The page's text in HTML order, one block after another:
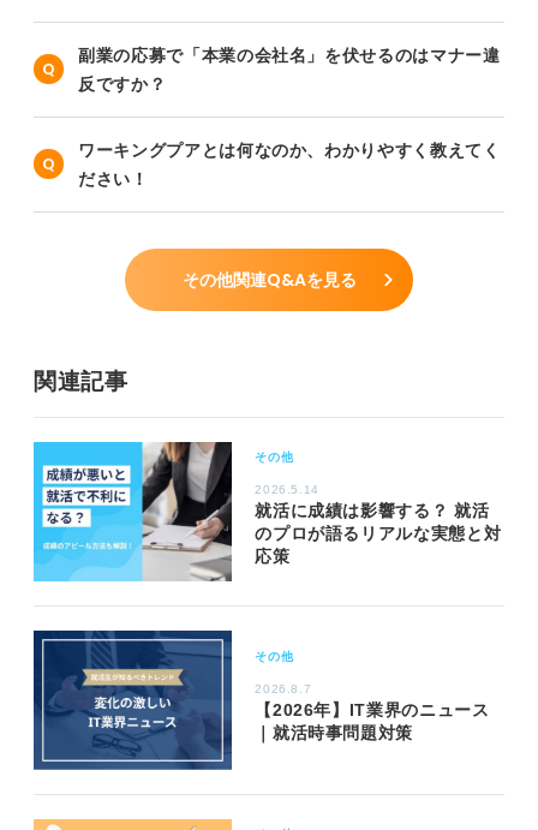
副業の応募で「本業の会社名」を伏せるのはマナー違
反ですか？
ワーキングプアとは何なのか、わかりやすく教えてく
ださい！
その他関連Q&Aを見る
関連記事
その他
2026.5.14
就活に成績は影響する？ 就活
のプロが語るリアルな実態と対
応策
その他
2026.8.7
【2026年】IT業界のニュース
｜就活時事問題対策